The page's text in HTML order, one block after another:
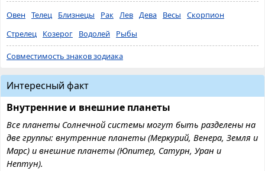
Овен Телец Близнецы Рак Лев Дева Весы
Скорпион
Стрелец
Козерог Водолей Рыбы
Совместимость знаков зодиака
Интересный факт
Внутренние и внешние планеты
Все планеты Солнечной системы могут быть разделены на
две группы: внутренние планеты (Меркурий, Венера, Земля и
Марс) и внешние планеты (Юпитер, Сатурн, Уран и
Нептун).